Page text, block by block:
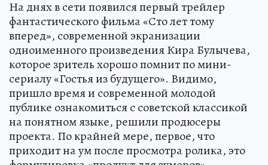
На днях в сети появился первый трейлер
фантастического фильма «Сто лет тому
вперед», современной экранизации
одноименного произведения Кира Булычева,
которое зритель хорошо помнит по мини-
сериалу «Гостья из будущего». Видимо,
пришло время и современной молодой
публике ознакомиться с советской классикой
на понятном языке, решили продюсеры
проекта. По крайней мере, первое, что
приходит на ум после просмотра ролика, это